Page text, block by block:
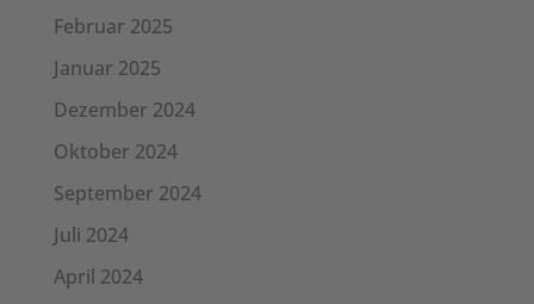
Februar 2025
Januar 2025
Dezember 2024
Oktober 2024
September 2024
Juli 2024
April 2024